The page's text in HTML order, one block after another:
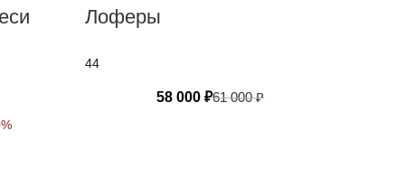
Лоферы
44
61 000₽
58 000₽